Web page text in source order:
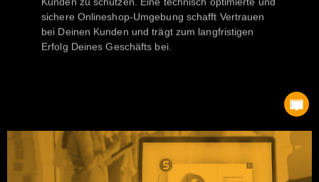
Daten und die sensiblen Informationen Deiner
Kunden zu schützen. Eine technisch optimierte und
sichere Onlineshop-Umgebung schafft Vertrauen
bei Deinen Kunden und trägt zum langfristigen